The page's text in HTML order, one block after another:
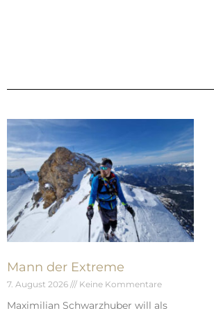
Mann der Extreme
7. August 2026 Keine Kommentare
Maximilian Schwarzhuber will als